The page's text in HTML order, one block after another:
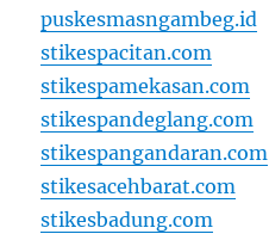
puskesmasngambeg.id
stikespacitan.com
stikespamekasan.com
stikespandeglang.com
stikespangandaran.com
stikesacehbarat.com
stikesbadung.com